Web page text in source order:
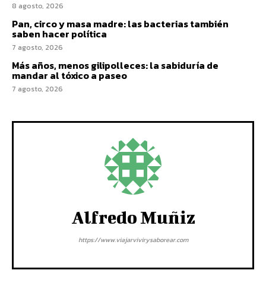
8 agosto, 2026
Pan, circo y masa madre: las bacterias también
saben hacer política
7 agosto, 2026
Más años, menos gilipolleces: la sabiduría de
mandar al tóxico a paseo
7 agosto, 2026
Alfredo Muñiz
https://www.viajarvivirysaborear.com